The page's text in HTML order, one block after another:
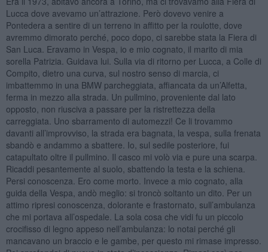
Lucca dove avevamo un’attrazione. Però dovevo venire a
Pontedera a sentire di un terreno in affitto per la roulotte, dove
avremmo dimorato perché, poco dopo, ci sarebbe stata la Fiera di
San Luca. Eravamo in Vespa, io e mio cognato, il marito di mia
sorella Patrizia. Guidava lui. Sulla via di ritorno per Lucca, a Colle di
Compito, dietro una curva, sul nostro senso di marcia, ci
imbattemmo in una BMW parcheggiata, affiancata da un’Alfetta,
ferma in mezzo alla strada. Un pullmino, proveniente dal lato
opposto, non riusciva a passare per la ristrettezza della
carreggiata. Uno sbarramento di automezzi! Ce li trovammo
davanti all’improvviso, la strada era bagnata, la vespa, sulla frenata
sbandò e andammo a sbattere. Io, sul sedile posteriore, fui
catapultato oltre il pullmino. Il casco mi volò via e pure una scarpa.
Ricaddi pesantemente al suolo, sbattendo la testa e la schiena.
Persi conoscenza. Ero come morto. Invece a mio cognato, alla
guida della Vespa, andò meglio: si troncò soltanto un dito. Per un
attimo ripresi conoscenza, dolorante e frastornato, sull’ambulanza
che mi portava all’ospedale. La sola cosa che vidi fu un piccolo
crocifisso di legno appeso nell’ambulanza: lo notai perché gli
mancavano un braccio e le gambe, per questo mi rimase impresso.